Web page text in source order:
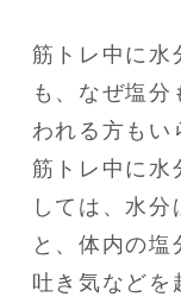
筋トレ中に水
も、なぜ塩
われる方もい
筋トレ中に水
しては、水分
と、体内の
吐き気などを